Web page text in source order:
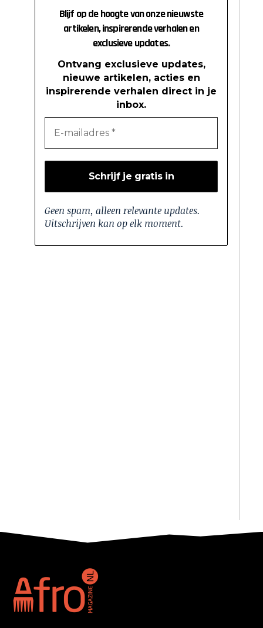
Blijf op de hoogte van onze nieuwste
artikelen, inspirerende verhalen en
exclusieve updates.
Ontvang exclusieve updates,
nieuwe artikelen, acties en
inspirerende verhalen direct in je
inbox.
Geen spam, alleen relevante updates.
Uitschrijven kan op elk moment.